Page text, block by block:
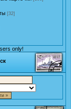
[32]
only!